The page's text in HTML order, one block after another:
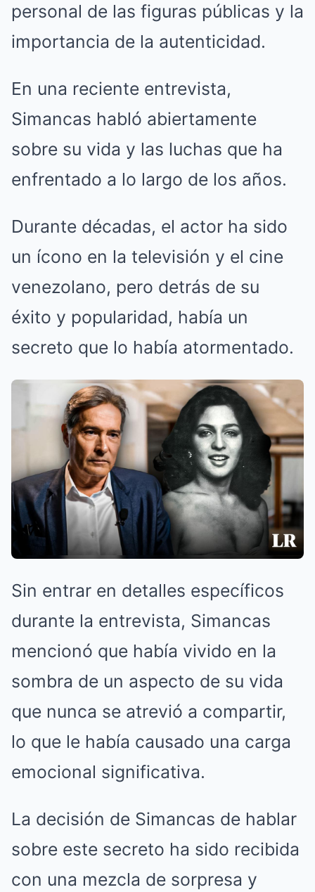
personal de las figuras públicas y la
importancia de la autenticidad.
En una reciente entrevista,
Simancas habló abiertamente
sobre su vida y las luchas que ha
enfrentado a lo largo de los años.
Durante décadas, el actor ha sido
un ícono en la televisión y el cine
venezolano, pero detrás de su
éxito y popularidad, había un
secreto que lo había atormentado.
Sin entrar en detalles específicos
durante la entrevista, Simancas
mencionó que había vivido en la
sombra de un aspecto de su vida
que nunca se atrevió a compartir,
lo que le había causado una carga
emocional significativa.
La decisión de Simancas de hablar
sobre este secreto ha sido recibida
con una mezcla de sorpresa y